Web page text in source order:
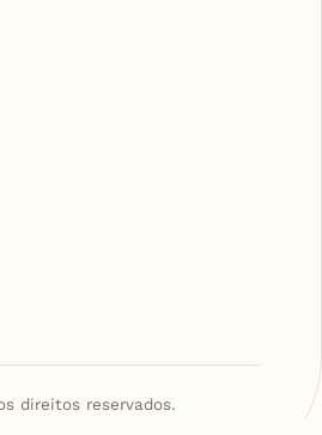
direitos reservados.